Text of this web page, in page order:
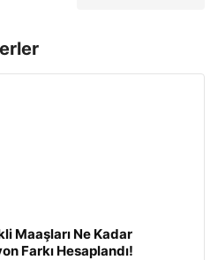
Maaşları Ne Kadar
Farkı Hesaplandı!